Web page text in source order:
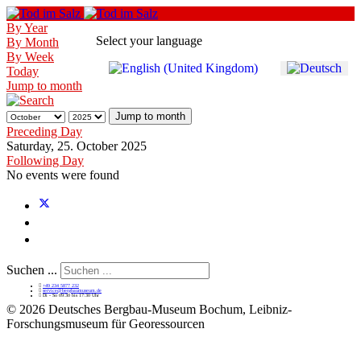
Select your language
By Year
By Month
By Week
Today
Jump to month
Jump to month
Preceding Day
Saturday, 25. October 2025
Following Day
No events were found
Suchen ...
+49 234 5877 232
service@bergbaumuseum.de
Di - So 09:30 bis 17:30 Uhr
© 2026 Deutsches Bergbau-Museum Bochum, Leibniz-
Forschungsmuseum für Georessourcen